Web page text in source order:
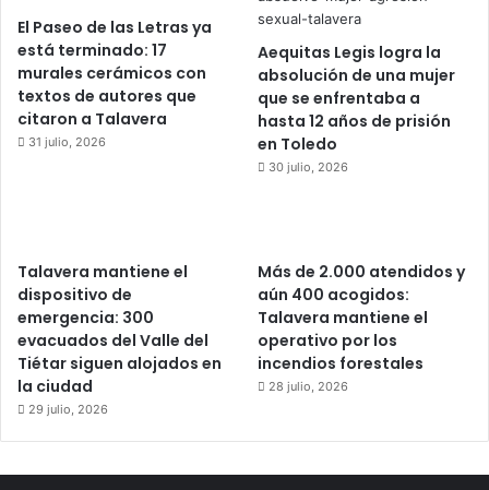
El Paseo de las Letras ya
está terminado: 17
murales cerámicos con
textos de autores que
citaron a Talavera
31 julio, 2026
Aequitas Legis logra la
absolución de una mujer
que se enfrentaba a
hasta 12 años de prisión
en Toledo
30 julio, 2026
Talavera mantiene el
dispositivo de
emergencia: 300
evacuados del Valle del
Tiétar siguen alojados en
la ciudad
29 julio, 2026
Más de 2.000 atendidos y
aún 400 acogidos:
Talavera mantiene el
operativo por los
incendios forestales
28 julio, 2026